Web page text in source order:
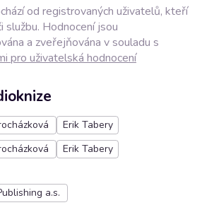
od registrovaných uživatelů, kteří
službu. Hodnocení jsou
a zveřejňována v souladu s
pro uživatelská hodnocení
Erik Tabery
Erik Tabery
a.s.